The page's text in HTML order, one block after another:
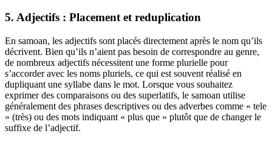
5. Adjectifs : Placement et reduplication
En samoan, les adjectifs sont placés directement après le nom qu’ils
décrivent. Bien qu’ils n’aient pas besoin de correspondre au genre,
de nombreux adjectifs nécessitent une forme plurielle pour
s’accorder avec les noms pluriels, ce qui est souvent réalisé en
dupliquant une syllabe dans le mot. Lorsque vous souhaitez
exprimer des comparaisons ou des superlatifs, le samoan utilise
généralement des phrases descriptives ou des adverbes comme « tele
» (très) ou des mots indiquant « plus que » plutôt que de changer le
suffixe de l’adjectif.